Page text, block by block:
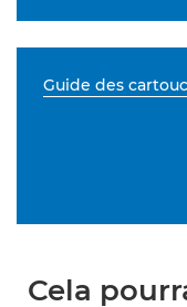
Guide des
Cela